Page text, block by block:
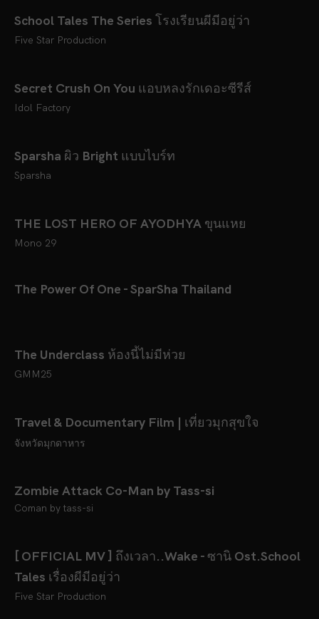
School Tales The Series โรงเรียนผีมีอยู่ว่า
Five Star Production
Secret Crush On You แอบหลงรักเดอะซีรีส์
Idol Factory
Sparsha ผิว Bright แบบไบร์ท
Sparsha
THE LOST HERO OF AYODHYA ขุนแหย
Mono 29
The Power Of One - SparSha Thailand
The Underclass ห้องนี้ไม่มีห่วย
GMM25
Travel & Documentary Film | เที่ยวมุกสุขใจ
จังหวัดมุกดาหาร
Zombie Attack Co-Man by Tass-si
Coman by tass-si
[ OFFICIAL MV ] ถึงเวลา..Wake - ซานิ Ost.School
Tales เรื่องผีมีอยู่ว่า
Five Star Production